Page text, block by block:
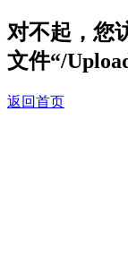
对不起，您
文件“/
返回首页